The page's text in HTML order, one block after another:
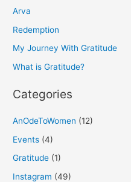
h
f
o
Arva
Redemption
My Journey With Gratitude
What is Gratitude?
Categories
AnOdeToWomen (12)
Events (4)
Gratitude (1)
Instagram (49)